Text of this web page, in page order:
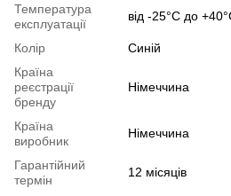
Температура
експлуатації
від -25°С до
Колір
Синій
Країна
реєстрації
бренду
Німеччина
Країна
виробник
Німеччина
Гарантійний
термін
12 місяців